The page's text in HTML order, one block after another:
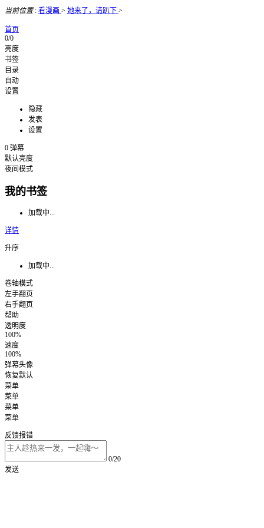
当前位置: 看漫画 > 她来了，请趴下 >
首页
0/0
亮度
书签
目录
自动
设置
隐藏
发表
设置
0 弹幕
默认亮度
夜间模式
我的书签
加载中...
详情
升序
加载中...
卷轴模式
左手翻页
右手翻页
帮助
透明度
100%
速度
100%
弹幕头像
恢复默认
菜单
菜单
菜单
菜单
反馈报错
0/20
发送